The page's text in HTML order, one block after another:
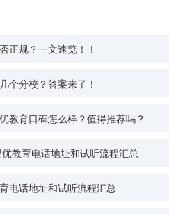
正规？一文速览！！
个分校？答案来了！
教育口碑怎么样？值得推荐吗？
教育电话地址和试听流程汇总
电话地址和试听流程汇总